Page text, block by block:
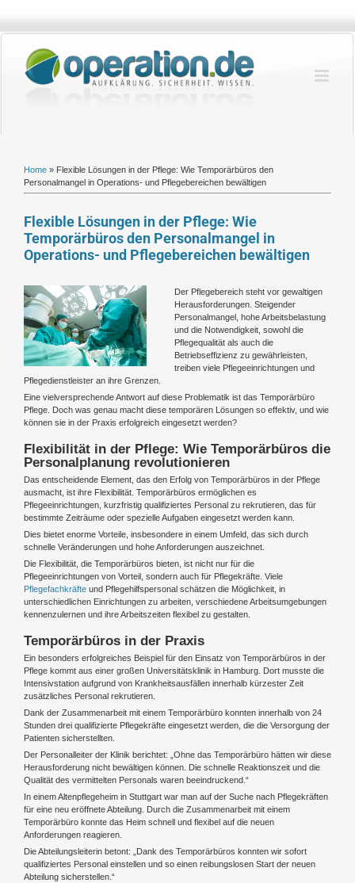
springen
Home » Flexible Lösungen in der Pflege: Wie Temporärbüros den
Personalmangel in Operations- und Pflegebereichen bewältigen
Flexible Lösungen in der Pflege: Wie
Temporärbüros den Personalmangel in
Operations- und Pflegebereichen bewältigen
Zeige
grösseres
Bild
Der Pflegebereich steht vor gewaltigen
Herausforderungen. Steigender
Personalmangel, hohe Arbeitsbelastung
und die Notwendigkeit, sowohl die
Pflegequalität als auch die
Betriebseffizienz zu gewährleisten,
treiben viele Pflegeeinrichtungen und
Pflegedienstleister an ihre Grenzen.
Eine vielversprechende Antwort auf diese Problematik ist das Temporärbüro
Pflege. Doch was genau macht diese temporären Lösungen so effektiv, und wie
können sie in der Praxis erfolgreich eingesetzt werden?
Flexibilität in der Pflege: Wie Temporärbüros die
Personalplanung revolutionieren
Das entscheidende Element, das den Erfolg von Temporärbüros in der Pflege
ausmacht, ist ihre Flexibilität. Temporärbüros ermöglichen es
Pflegeeinrichtungen, kurzfristig qualifiziertes Personal zu rekrutieren, das für
bestimmte Zeiträume oder spezielle Aufgaben eingesetzt werden kann.
Dies bietet enorme Vorteile, insbesondere in einem Umfeld, das sich durch
schnelle Veränderungen und hohe Anforderungen auszeichnet.
Die Flexibilität, die Temporärbüros bieten, ist nicht nur für die
Pflegeeinrichtungen von Vorteil, sondern auch für Pflegekräfte. Viele
Pflegefachkräfte und Pflegehilfspersonal schätzen die Möglichkeit, in
unterschiedlichen Einrichtungen zu arbeiten, verschiedene Arbeitsumgebungen
kennenzulernen und ihre Arbeitszeiten flexibel zu gestalten.
Temporärbüros in der Praxis
Ein besonders erfolgreiches Beispiel für den Einsatz von Temporärbüros in der
Pflege kommt aus einer großen Universitätsklinik in Hamburg. Dort musste die
Intensivstation aufgrund von Krankheitsausfällen innerhalb kürzester Zeit
zusätzliches Personal rekrutieren.
Dank der Zusammenarbeit mit einem Temporärbüro konnten innerhalb von 24
Stunden drei qualifizierte Pflegekräfte eingesetzt werden, die die Versorgung der
Patienten sicherstellten.
Der Personalleiter der Klinik berichtet: „Ohne das Temporärbüro hätten wir diese
Herausforderung nicht bewältigen können. Die schnelle Reaktionszeit und die
Qualität des vermittelten Personals waren beeindruckend.“
In einem Altenpflegeheim in Stuttgart war man auf der Suche nach Pflegekräften
für eine neu eröffnete Abteilung. Durch die Zusammenarbeit mit einem
Temporärbüro konnte das Heim schnell und flexibel auf die neuen
Anforderungen reagieren.
Die Abteilungsleiterin betont: „Dank des Temporärbüros konnten wir sofort
qualifiziertes Personal einstellen und so einen reibungslosen Start der neuen
Abteilung sicherstellen.“